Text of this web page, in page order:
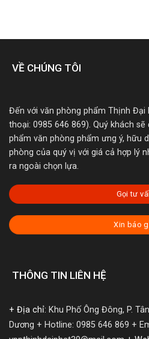
VỀ CHÚNG TÔI
Đến với văn phòng phẩm Thịnh Đại
thoại: 0985 646 869). Quý khách
phẩm văn phòng phẩm ưng ý, hữu
phòng của quý vị với giá cả hợp lý
ra ngoài chọn lựa.
Gọi tư
Xin báo
THÔNG TIN LIÊN HỆ
+ Địa chỉ: Khu Phố Ông Đông, P.
Dương + Hotline: 0985 646 869 +